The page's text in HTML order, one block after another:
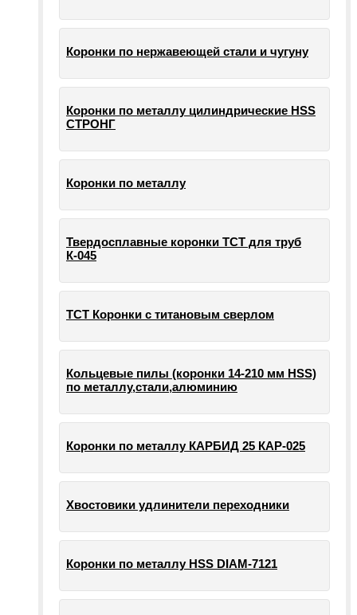
Коронки по нержавеющей стали и чугуну
Коронки по металлу цилиндрические HSS
СТРОНГ
Коронки по металлу
Твердосплавные коронки ТСТ для труб
К-045
ТСТ Коронки с титановым сверлом
Кольцевые пилы (коронки 14-210 мм HSS)
по металлу,стали,алюминию
Коронки по металлу КАРБИД 25 КАР-025
Хвостовики удлинители переходники
Коронки по металлу HSS DIAM-7121